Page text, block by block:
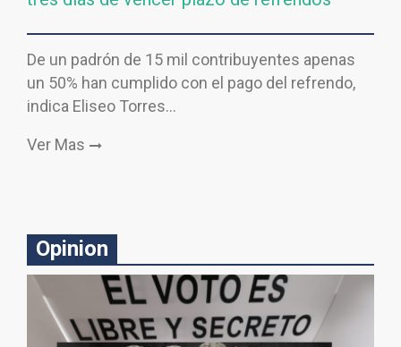
De un padrón de 15 mil contribuyentes apenas
un 50% han cumplido con el pago del refrendo,
indica Eliseo Torres…
Ver Mas
Opinion